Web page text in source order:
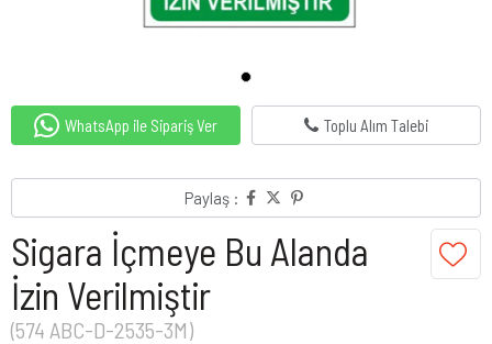
WhatsApp ile Sipariş Ver Toplu Alım Talebi
Paylaş :
Sigara İçmeye Bu Alanda
İzin Verilmiştir
(574 ABC-D-2535-3M)